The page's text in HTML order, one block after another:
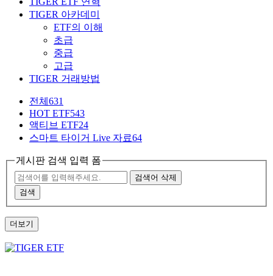
TIGER 아카데미
ETF의 이해
초급
중급
고급
TIGER 거래방법
전체 631
HOT ETF543
액티브 ETF24
스마트 타이거 Live 자료64
게시판 검색 입력 폼
검색어 삭제
검색
더보기